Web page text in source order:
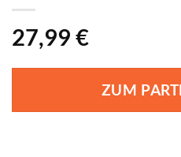
27,99 €
ZUM